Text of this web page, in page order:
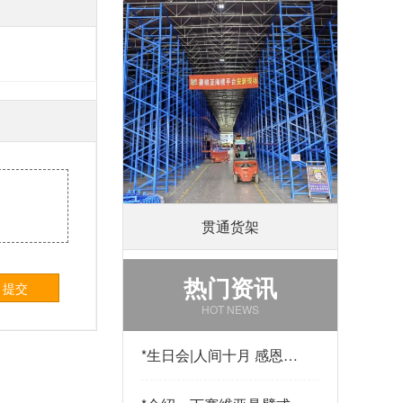
提交
贯通货架
热门资讯
HOT NEWS
*生日会|人间十月 感恩有